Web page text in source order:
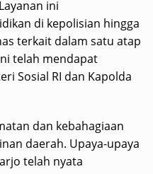
ini
di kepolisian hingga
terkait dalam satu atap
telah mendapat
Sosial RI dan Kapolda
dan kebahagiaan
daerah. Upaya-upaya
telah nyata